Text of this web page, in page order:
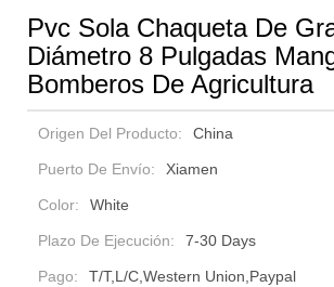
Pvc Sola Chaqueta De
Diámetro 8 Pulgadas
Bomberos De Agricultura
Origen Del Producto: China
Puerto De Envío: Xiamen
Color: White
Plazo De Ejecución: 7-30 Days
Pago: T/T,L/C,Western Union,Paypal